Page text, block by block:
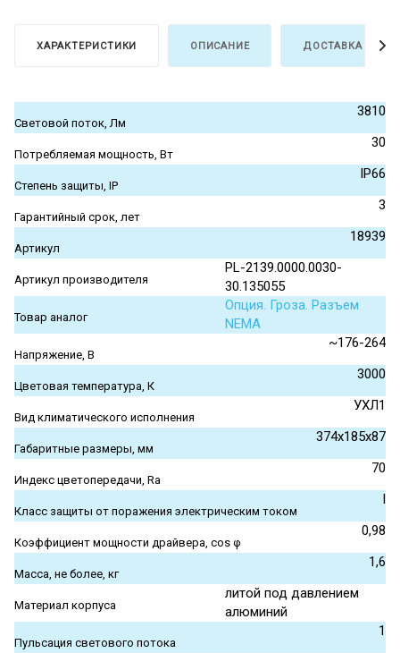
ХАРАКТЕРИСТИКИ ОПИСАНИЕ ДОСТАВКА И
Световой поток, Лм
3810
Потребляемая мощность, Вт
30
Степень защиты, IP
IP66
Гарантийный срок, лет
3
Артикул
18939
Артикул производителя
PL-2139.0000.0030-
30.135055
Товар аналог
Опция. Гроза. Разъем
NEMA
Напряжение, В
~176-264
Цветовая температура, К
3000
Вид климатического исполнения
УХЛ1
Габаритные размеры, мм
374x185x87
Индекс цветопередачи, Ra
70
Класс защиты от поражения электрическим током
I
Коэффициент мощности драйвера, cos φ
0,98
Масса, не более, кг
1,6
Материал корпуса
литой под давлением
алюминий
Пульсация светового потока
1